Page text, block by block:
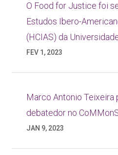
O Food for Justice foi
Estudos Ibero-
(HCIAS) da
FEV 1, 2023
Marco Antonio Teixeira
debatedor no
JAN 9, 2023